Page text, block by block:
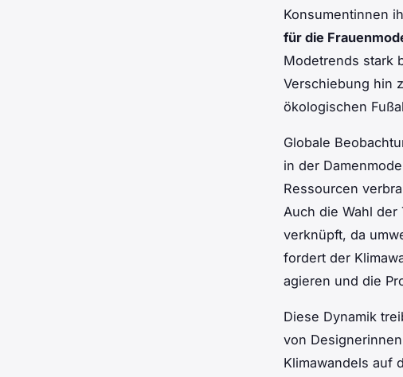
Konsumentinnen
für die
Modetrends stark
Verschiebung hin
ökologischen
Globale
in der
Ressourcen
Auch die Wahl
verknüpft, da
fordert der
agieren und die
Diese Dynamik
von
Klimawandels auf